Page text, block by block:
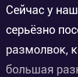
Сейчас у
серьёзно
размолвок,
большая